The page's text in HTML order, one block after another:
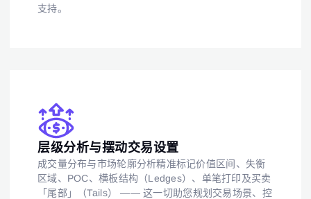
支持。
层级分析与摆动交易设置
成交量分布与市场轮廓分析精准标记价值区间、失衡
区域、POC、横板结构（Ledges）、单笔打印及买卖
「尾部」（Tails） —— 这一切助您规划交易场景、控